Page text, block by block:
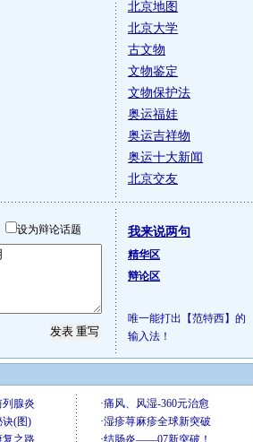
北京地图
北京大学
古文物
文物鉴定
文物保护法
奥运福娃
奥运吉祥物
奥运十大新闻
北京交友
设为辩论话题 我来说两句
精华区
辩论区
唯一能打出【范特西】的
输入法！